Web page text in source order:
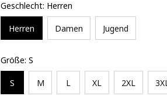
Geschlecht: Herren
Herren Damen Jugend
Größe: S
S M L XL 2XL